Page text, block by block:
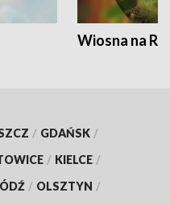
Wiosna na
/ GDAŃSK /
/ KIELCE /
/ OLSZTYN /